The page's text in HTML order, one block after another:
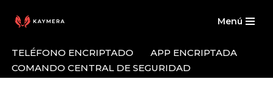
al
Menú
TELÉFONO ENCRIPTADO
APP ENCRIPTADA
COMANDO CENTRAL DE SEGURIDAD